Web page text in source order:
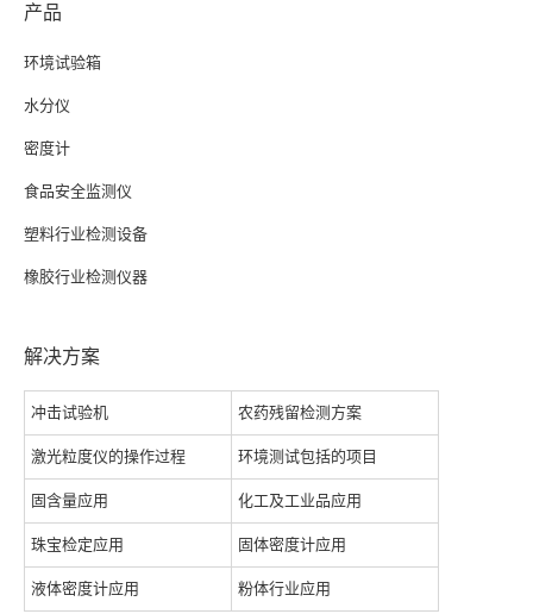
产品
环境试验箱
水分仪
密度计
食品安全监测仪
塑料行业检测设备
橡胶行业检测仪器
解决方案
冲击试验机 农药残留检测方案
激光粒度仪的操作过程 环境测试包括的项目
固含量应用 化工及工业品应用
珠宝检定应用 固体密度计应用
液体密度计应用 粉体行业应用